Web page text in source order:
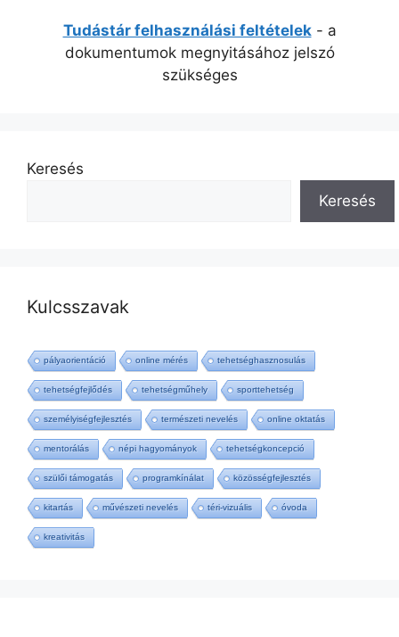
Tudástár felhasználási feltételek- a
dokumentumok megnyitásához jelszó
szükséges
Keresés
Keresés
Kulcsszavak
pályaorientáció online mérés tehetséghasznosulás
tehetségfejlődés tehetségműhely sporttehetség
személyiségfejlesztés természeti nevelés online oktatás
mentorálás népi hagyományok tehetségkoncepció
szülői támogatás programkínálat közösségfejlesztés
kitartás művészeti nevelés téri-vizuális óvoda
kreativitás